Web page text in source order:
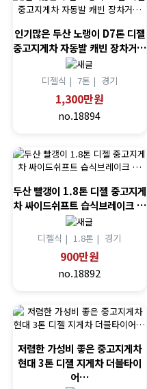
인기많은 두산 노랭이 D7톤 디젤
중고지게차 자동발 캐빈 장차거…
디젤식 | 7톤 | 경기
1,300만원
no.18894
두산 빨갱이 1.8톤 디젤 중고지게
차 싸이드쉬프트 습식브레이크 …
디젤식 |1.8톤 | 경기
900만원
no.18892
저렴한 가성비 좋은 중고지게차
현대 3톤 디젤 지게차 더블타이
어…